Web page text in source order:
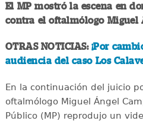
El MP mostró la escena en
contra el oftalmólogo Miguel
OTRAS NOTICIAS: ¡Por
audiencia del caso Los
En la continuación del juicio
oftalmólogo Miguel Ángel
Público (MP) reprodujo un